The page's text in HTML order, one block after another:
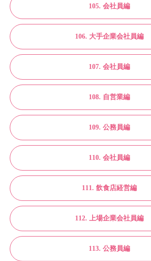
105. 会社員編
106. 大手企業会社員編
107. 会社員編
108. 自営業編
109. 公務員編
110. 会社員編
111. 飲食店経営編
112. 上場企業会社員編
113. 公務員編